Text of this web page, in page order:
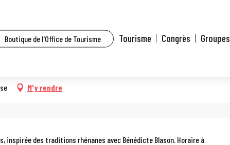
Boutique de l'Office de Tourisme Tourisme Congrès Groupes
M'y rendre
inspirée des traditions rhénanes avec Bénédicte Blason. Horaire à